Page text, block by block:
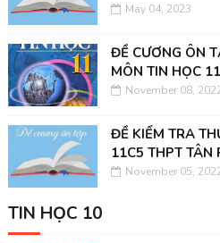
May 04, 2023
ĐỀ CƯƠNG ÔN
MÔN TIN HỌC 11
November 08,
ĐỀ KIỂM TRA
11C5 THPT TÂN
November 05,
TIN HỌC 10